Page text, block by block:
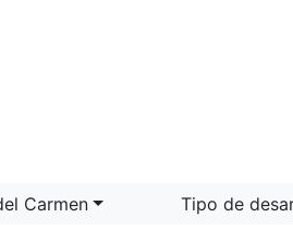
Carmen Tipo de